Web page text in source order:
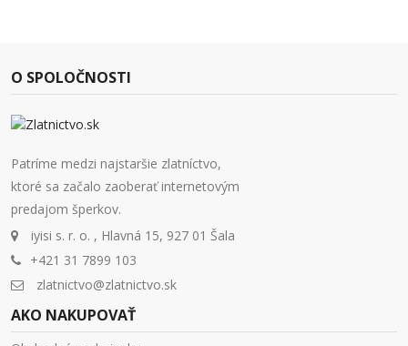
O SPOLOČNOSTI
Patríme medzi najstaršie zlatníctvo,
ktoré sa začalo zaoberať internetovým
predajom šperkov.
iyisi s. r. o. , Hlavná 15, 927 01 Šala
+421 31 7899 103
zlatnictvo@zlatnictvo.sk
AKO NAKUPOVAŤ